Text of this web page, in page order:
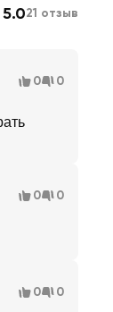
5.021 отзыв
0 0
0 0
0 0